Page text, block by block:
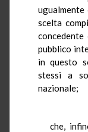
scelta
pubblico
in questo
stessi a
nazionale;
che,